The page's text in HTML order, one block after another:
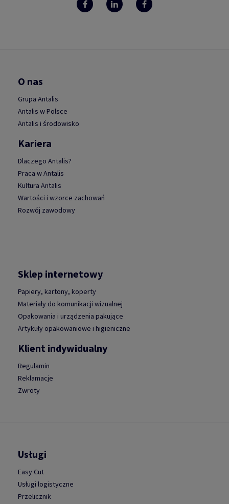
O nas
Grupa Antalis
Antalis w Polsce
Antalis i środowisko
Kariera
Dlaczego Antalis?
Praca w Antalis
Kultura Antalis
Wartości i wzorce zachowań
Rozwój zawodowy
Sklep internetowy
Papiery, kartony, koperty
Materiały do komunikacji wizualnej
Opakowania i urządzenia pakujące
Artykuły opakowaniowe i higieniczne
Klient indywidualny
Regulamin
Reklamacje
Zwroty
Usługi
Easy Cut
Usługi logistyczne
Przelicznik